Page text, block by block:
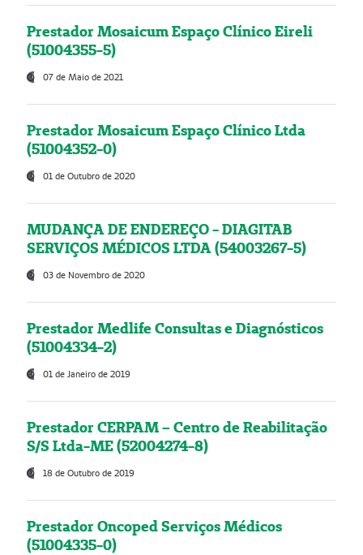
Prestador Mosaicum Espaço Clínico Eireli
(51004355-5)
07 de Maio de 2021
Prestador Mosaicum Espaço Clínico Ltda
(51004352-0)
01 de Outubro de 2020
MUDANÇA DE ENDEREÇO - DIAGITAB
SERVIÇOS MÉDICOS LTDA (54003267-5)
03 de Novembro de 2020
Prestador Medlife Consultas e Diagnósticos
(51004334-2)
01 de Janeiro de 2019
Prestador CERPAM – Centro de Reabilitação
S/S Ltda-ME (52004274-8)
18 de Outubro de 2019
Prestador Oncoped Serviços Médicos
(51004335-0)